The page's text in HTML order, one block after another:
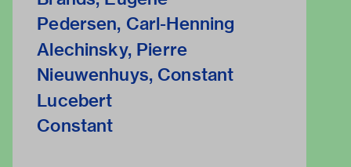
Pedersen, Carl-Henning
Alechinsky, Pierre
Nieuwenhuys, Constant
Lucebert
Constant